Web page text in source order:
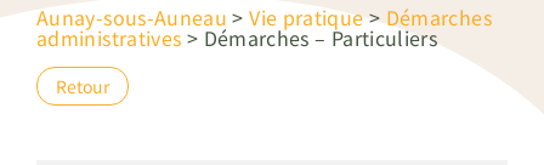
Aunay-sous-Auneau >Vie pratique>Démarches
administratives > Démarches – Particuliers
Retour